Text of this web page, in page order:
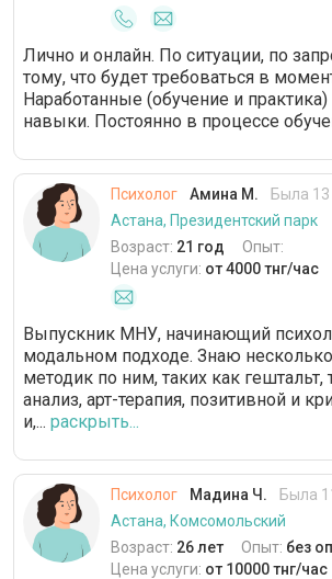
Лично и онлайн. По ситуации, по
тому, что будет требоваться в
Наработанные (обучение и
навыки. Постоянно в процессе
Психолог Амина М.
Была 13
Астана, Президентский парк
Возраст: 21 год
Опыт:
Цена услуги: от 4000 тнг/час
Выпускник МНУ, начинающий
модальном подходе. Знаю
методик по ним, таких как гештальт,
анализ, арт-терапия, позитивной и
и,... раскрыть...
Психолог Мадина Ч.
Была
Астана, Комсомольский
Возраст: 26 лет Опыт: без
Цена услуги: от 10000 тнг/час